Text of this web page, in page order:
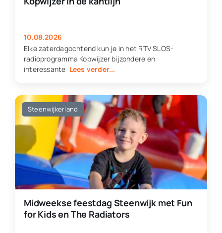
10.08.2026
Elke zaterdagochtend kun je in het RTV SLOS-
radioprogramma Kopwijzer bijzondere en
interessante Lees verder...
Steenwijkerland
Midweekse feestdag Steenwijk met Fun
for Kids en The Radiators